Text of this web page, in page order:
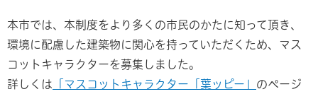
本市では、本制度をより多くの市民のかたに知って頂き、
環境に配慮した建築物に関心を持っていただくため、マス
コットキャラクターを募集しました。
詳しくは 「マスコットキャラクター「葉ッピー」 のページ